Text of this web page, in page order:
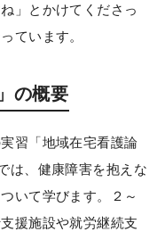
」とかけてくださっ
ています。
の概要
習「地域在宅看護論
は、健康障害を抱えな
いて学びます。２～
援施設や就労継続支